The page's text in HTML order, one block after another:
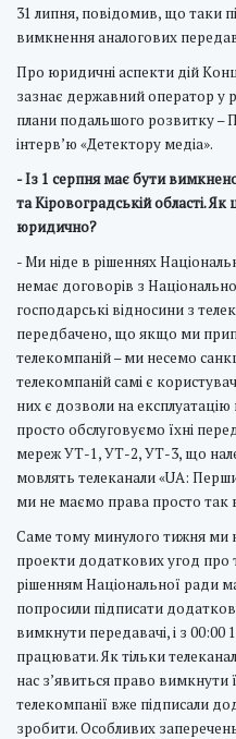
31 липня, повідомив, що таки
вимкнення аналогових
Про юридичні аспекти дій
зазнає державний оператор у
плани подальшого розвитку –
інтерв’ю «Детектору медіа».
- Із 1 серпня має бути
та Кіровоградській області. Як
юридично?
- Ми ніде в рішеннях
немає договорів з
господарські відносини з
передбачено, що якщо ми
телекомпаній – ми несемо
телекомпаній самі є
них є дозволи на експлуатацію
просто обслуговуємо їхні
мереж УТ-1, УТ-2, УТ-3, що
мовлять телеканали «UA:
ми не маємо права просто так
Саме тому минулого тижня ми
проекти додаткових угод про
рішенням Національної ради
попросили підписати
вимкнути передавачі, і з 00:00
працювати. Як тільки
нас з’явиться право вимкнути
телекомпанії вже підписали
зробити. Особливих